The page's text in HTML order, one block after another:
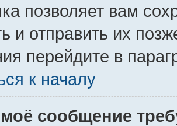
позволяет вам
и отправить их
перейдите в
к началу
сообщение